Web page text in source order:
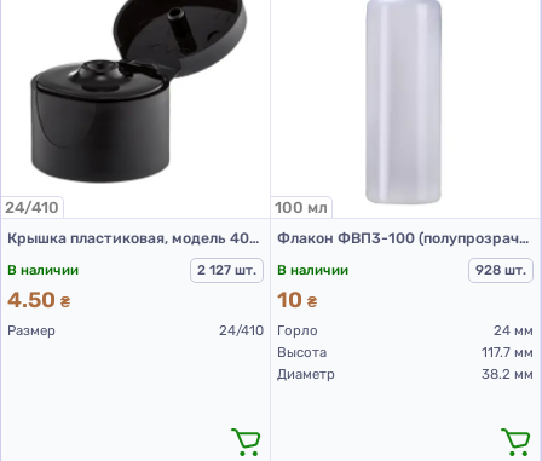
24/410
Крышка пластиковая, модель 403В, 24/410, гладкая, Черная
В наличии
2 127 шт.
4.50 ₴
Размер
24/410
100 мл
Флакон ФВП3-100 (полупрозрачный)
В наличии
928 шт.
10 ₴
Горло
24 мм
Высота
117.7 мм
Диаметр
38.2 мм